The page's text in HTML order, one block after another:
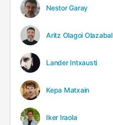
Nestor Garay
Aritz Olagoi Olazabal
Lander Intxausti
Kepa Matxain
Iker Iraola